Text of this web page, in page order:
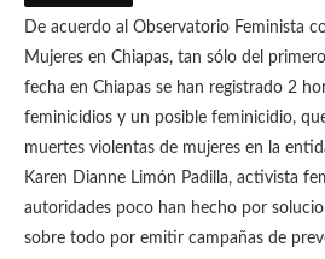
De acuerdo al Observatorio Feminista
Mujeres en Chiapas, tan sólo del
fecha en Chiapas se han registrado 2
feminicidios y un posible feminicidio,
muertes violentas de mujeres en la
Karen Dianne Limón Padilla, activista
autoridades poco han hecho por
sobre todo por emitir campañas de